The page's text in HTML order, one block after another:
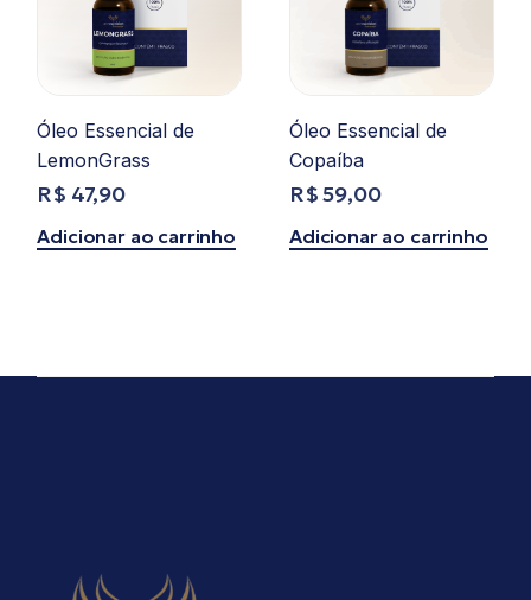
Óleo Essencial de
LemonGrass
R$ 47,90
Adicionar ao carrinho
Óleo Essencial de
Copaíba
R$59,00
Adicionar ao carrinho